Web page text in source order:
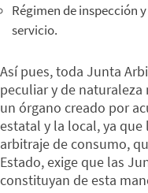
Régimen de inspección
servicio.
Así pues, toda Junta
peculiar y de naturaleza
un órgano creado por
estatal y la local, ya
arbitraje de consumo,
Estado, exige que las
constituyan de esta